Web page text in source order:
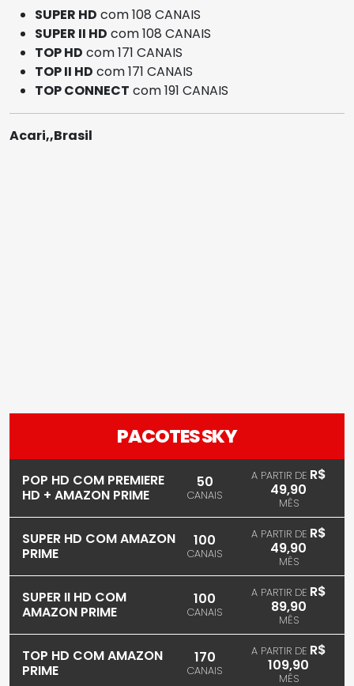
SUPER HD com 108 CANAIS
SUPER II HD com 108 CANAIS
TOP HD com 171 CANAIS
TOP II HD com 171 CANAIS
TOP CONNECT com 191 CANAIS
Acari,,Brasil
PACOTES SKY
POP HD COM PREMIERE
HD + AMAZON PRIME
50
CANAIS
A PARTIR DE R$
49,90
MÊS
SUPER HD COM AMAZON
PRIME
100
CANAIS
A PARTIR DE R$
49,90
MÊS
SUPER II HD COM
AMAZON PRIME
100
CANAIS
A PARTIR DE R$
89,90
MÊS
TOP HD COM AMAZON
PRIME
170
CANAIS
A PARTIR DE R$
109,90
MÊS